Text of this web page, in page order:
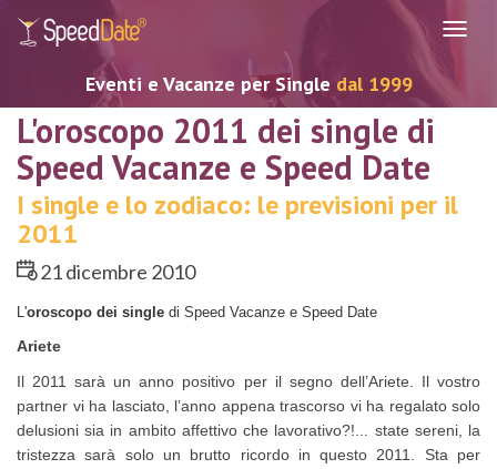
Eventi e Vacanze per Single dal 1999
L'oroscopo 2011 dei single di
Speed Vacanze e Speed Date
I single e lo zodiaco: le previsioni per il
2011
21 dicembre 2010
L'oroscopo dei single di Speed Vacanze e Speed Date
Ariete
Il 2011 sarà un anno positivo per il segno dell’Ariete. Il vostro
partner vi ha lasciato, l’anno appena trascorso vi ha regalato solo
delusioni sia in ambito affettivo che lavorativo?!... state sereni, la
tristezza sarà solo un brutto ricordo in questo 2011. Sta per